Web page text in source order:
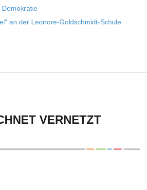
an der Leonore-Goldschmidt-Schule
VERNETZT